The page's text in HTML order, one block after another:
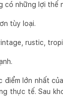
có những lợi thế
tùy loại.
rustic,
điểm lớn nhất
thực tế. Sau